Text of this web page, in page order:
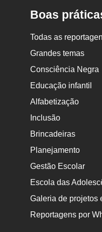
Cincominutos antes do
crianças que terão mais
desenhos. Convide quem
produção em um mural ou
corredor da escola. Peça
dos materiais e
Boas
Todas as
Grandes temas
Consciência Negra
Educação infantil
Alfabetização
Inclusão
Brincadeiras
Planejamento
Gestão Escolar
Escola das
Galeria de projetos
Reportagens por